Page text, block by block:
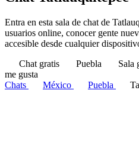
Entra en esta sala de chat de
usuarios online, conocer gente
accesible desde cualquier
Chat gratis
Puebla Sala
me gusta
Chats
México Puebla